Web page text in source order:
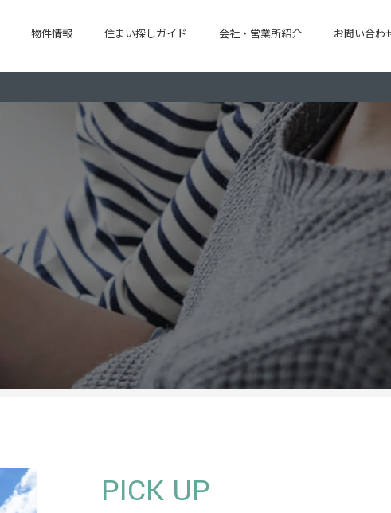
物件情報 住まい探しガイド 会社・営業所紹介 お問い合わ
PICK UP